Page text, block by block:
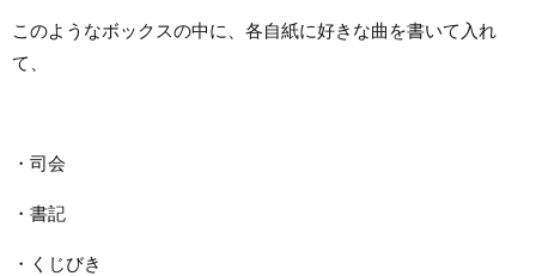
このようなボックスの中に、各自紙に好きな曲を書いて入れ
て、
・司会
・書記
・くじびき